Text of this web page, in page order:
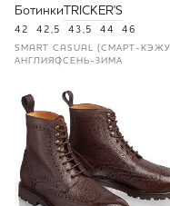
Ботинки TRICKER'S
42 42,5 43,5 44 46
SMART CASUAL (СМАРТ-
АНГЛИЯ ОСЕНЬ-ЗИМА